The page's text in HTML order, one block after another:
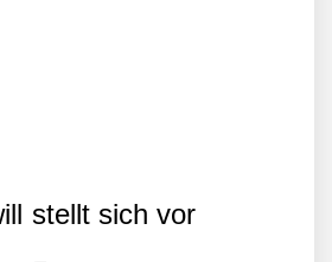
stellt sich vor